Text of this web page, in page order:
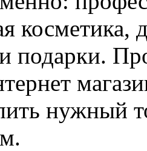
косметика,
подарки.
нужный